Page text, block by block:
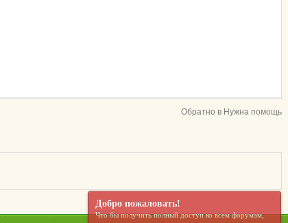
Обратно в Нужна помощь
Добро пожаловать!
Что бы получить полный доступ ко всем форумам,